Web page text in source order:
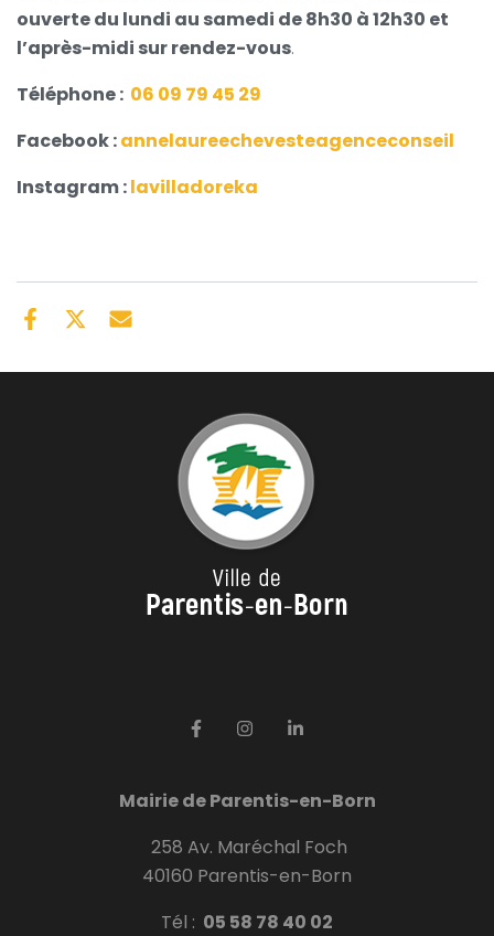
ouverte du lundi au samedi de 8h30 à 12h30 et
l’après-midi sur rendez-vous.
Téléphone : 06 09 79 45 29
Facebook :annelaureechevesteagenceconseil
Instagram :lavilladoreka
Mairie de Parentis-en-Born
258 Av. Maréchal Foch
40160 Parentis-en-Born
Tél : 05 58 78 40 02